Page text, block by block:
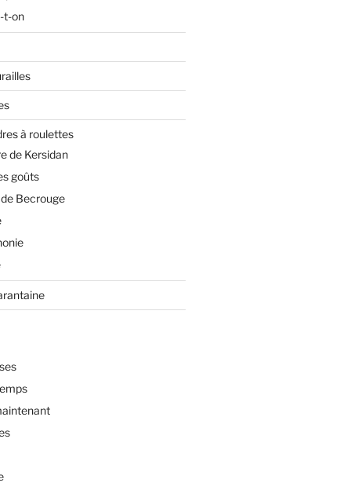
t-on
à roulettes
de Kersidan
goûts
Becrouge